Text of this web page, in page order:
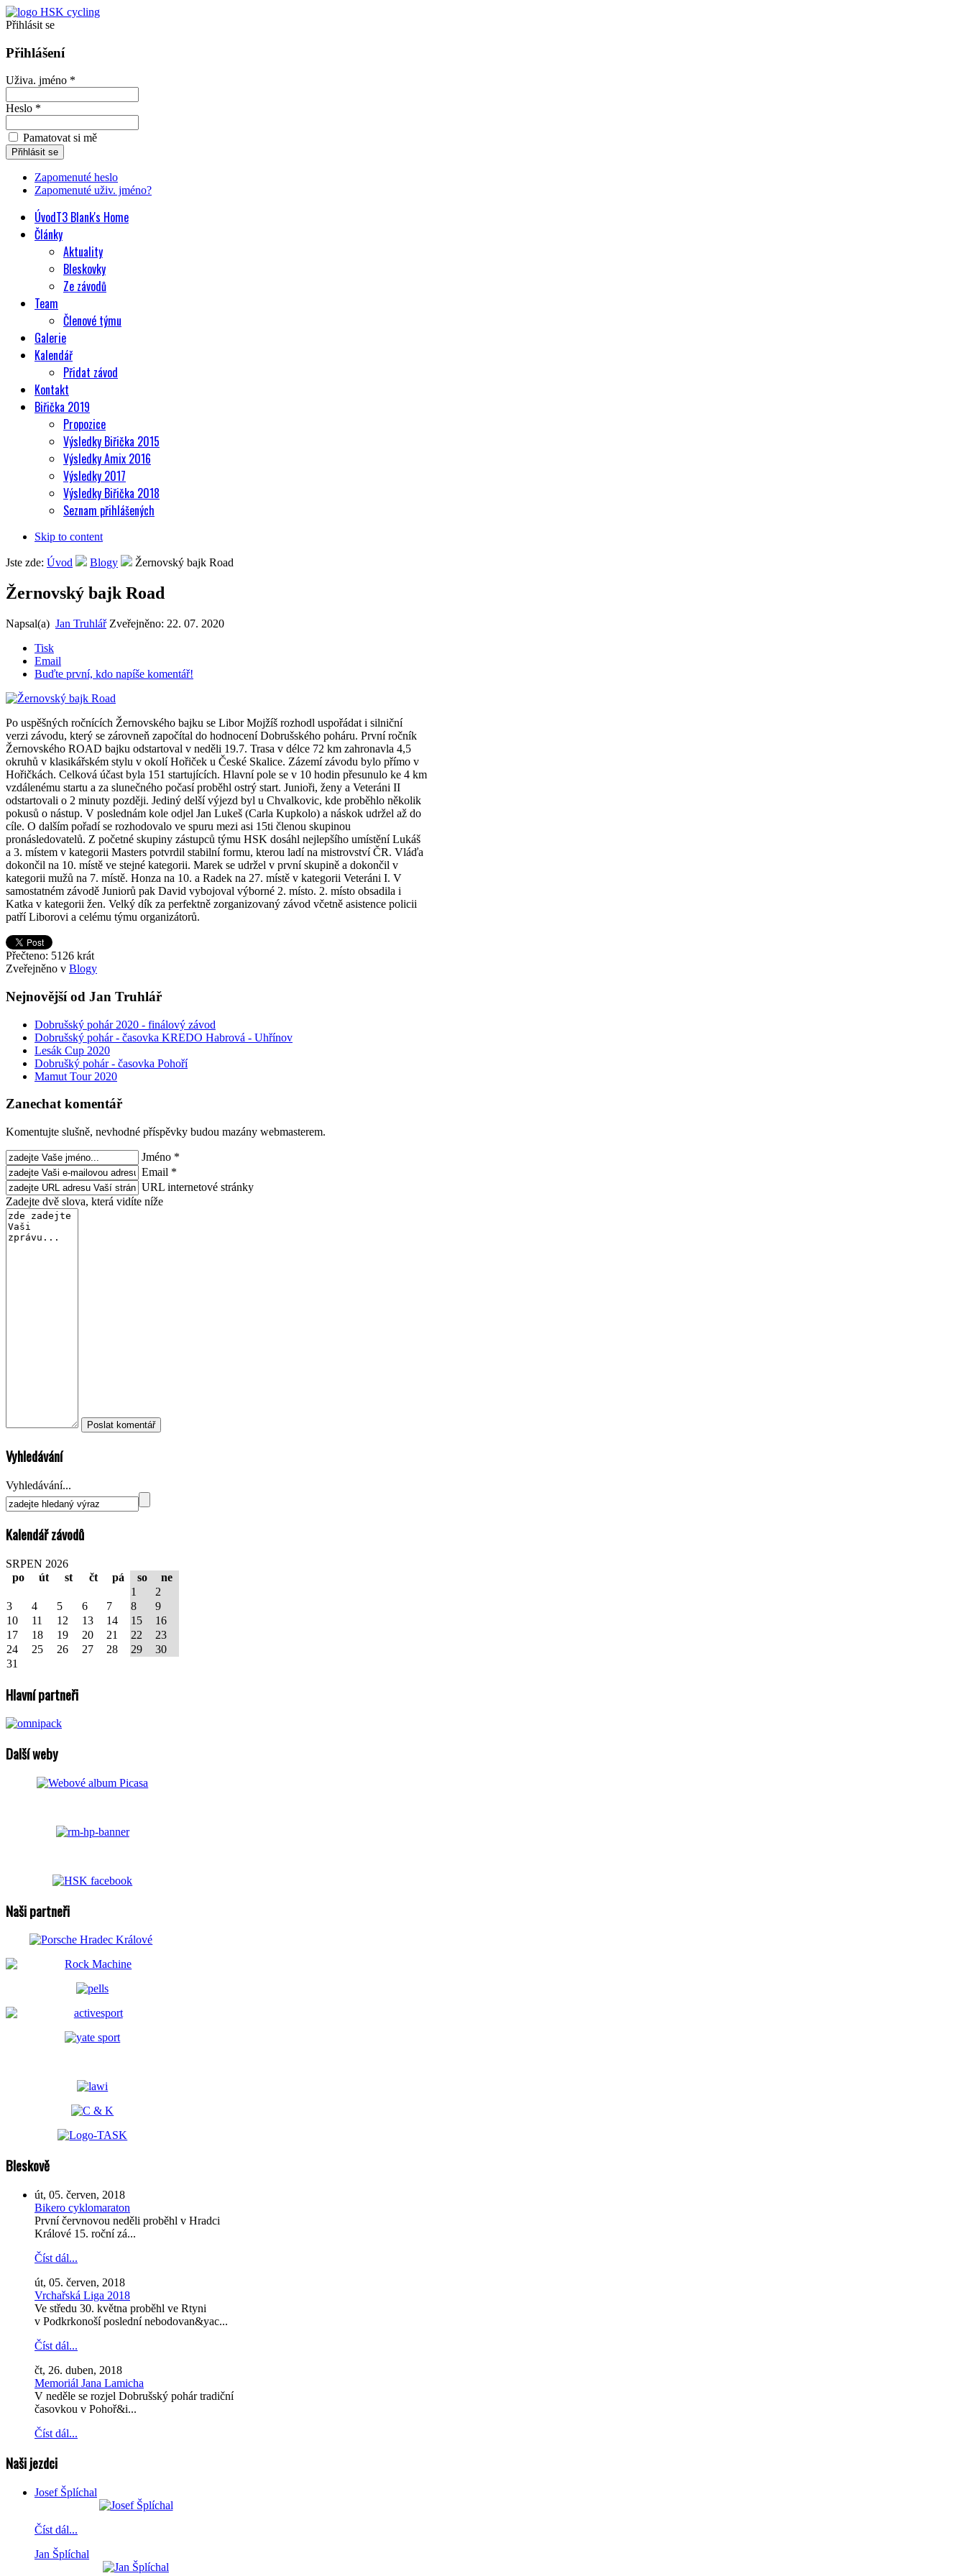
Přihlásit se
Přihlášení
Uživa. jméno *
Heslo *
Pamatovat si mě
Zapomenuté heslo
Zapomenuté uživ. jméno?
ÚvodT3 Blank's Home
Články
Aktuality
Bleskovky
Ze závodů
Team
Členové týmu
Galerie
Kalendář
Přidat závod
Kontakt
Biřička 2019
Propozice
Výsledky Biřička 2015
Výsledky Amix 2016
Výsledky 2017
Výsledky Biřička 2018
Seznam přihlášených
Skip to content
Jste zde: Úvod Blogy Žernovský bajk Road
Žernovský bajk Road
Napsal(a) Jan Truhlář Zveřejněno: 22. 07. 2020
Tisk
Email
Buďte první, kdo napíše komentář!
Po uspěšných ročnících Žernovského bajku se Libor Mojžíš rozhodl uspořádat i silniční
verzi závodu, který se zárovneň započítal do hodnocení Dobrušského poháru. První ročník
Žernovského ROAD bajku odstartoval v neděli 19.7. Trasa v délce 72 km zahronavla 4,5
okruhů v klasikářském stylu v okolí Hořiček u České Skalice. Zázemí závodu bylo přímo v
Hořičkách. Celková účast byla 151 startujících. Hlavní pole se v 10 hodin přesunulo ke 4 km
vzdálenému startu a za slunečného počasí proběhl ostrý start. Junioři, ženy a Veteráni II
odstartovali o 2 minuty později. Jediný delší výjezd byl u Chvalkovic, kde proběhlo několik
pokusů o nástup. V poslednám kole odjel Jan Lukeš (Carla Kupkolo) a náskok udržel až do
cíle. O dalším pořadí se rozhodovalo ve spuru mezi asi 15ti členou skupinou
pronásledovatelů. Z početné skupiny zástupců týmu HSK dosáhl nejlepšího umístění Lukáš
a 3. místem v kategorii Masters potvrdil stabilní formu, kterou ladí na mistrovství ČR. Vláďa
dokončil na 10. místě ve stejné kategorii. Marek se udržel v první skupině a dokončil v
kategorii mužů na 7. místě. Honza na 10. a Radek na 27. místě v kategorii Veteráni I. V
samostatném závodě Juniorů pak David vybojoval výborné 2. místo. 2. místo obsadila i
Katka v kategorii žen. Velký dík za perfektně zorganizovaný závod včetně asistence policii
patří Liborovi a celému týmu organizátorů.
Přečteno: 5126 krát
Zveřejněno v Blogy
Nejnovější od Jan Truhlář
Dobrušský pohár 2020 - finálový závod
Dobrušský pohár - časovka KREDO Habrová - Uhřínov
Lesák Cup 2020
Dobrušký pohár - časovka Pohoří
Mamut Tour 2020
Zanechat komentář
Komentujte slušně, nevhodné příspěvky budou mazány webmasterem.
Jméno *
Email *
URL internetové stránky
Zadejte dvě slova, která vidíte níže
Vyhledávání
Vyhledávání...
Kalendář závodů
SRPEN 2026
po
út st čt pá so
ne
1
2
3
4 5 6 7 8
9
10
11 12 13 14 15
16
17
18 19 20 21 22
23
24
25 26 27 28 29
30
31
Hlavní partneři
Další weby
Naši partneři
Bleskově
út, 05. červen, 2018
Bikero cyklomaraton
První červnovou neděli proběhl v Hradci
Králové 15. roční zá...
Číst dál...
út, 05. červen, 2018
Vrchařská Liga 2018
Ve středu 30. května proběhl ve Rtyni
v Podkrkonoší poslední nebodovan&yac...
Číst dál...
čt, 26. duben, 2018
Memoriál Jana Lamicha
V neděle se rozjel Dobrušský pohár tradiční
časovkou v Pohoř&i...
Číst dál...
Naši jezdci
Josef Šplíchal
Číst dál...
Jan Šplíchal